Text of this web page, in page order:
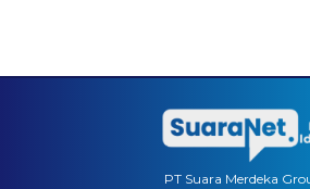
PT Suara Merdeka